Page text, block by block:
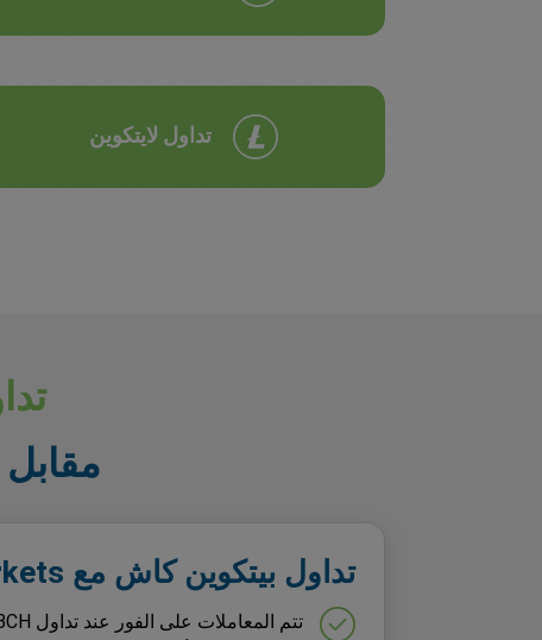
تداول لايتكوين
تداول بيتكوين كاش مع easyMarkets